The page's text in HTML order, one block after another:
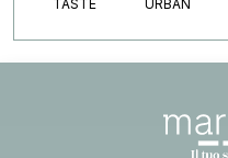
TASTE URBAN